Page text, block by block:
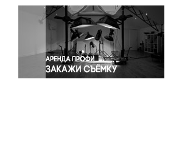
Светская жизнь
Спорт
Экология
Экономика и бизнес